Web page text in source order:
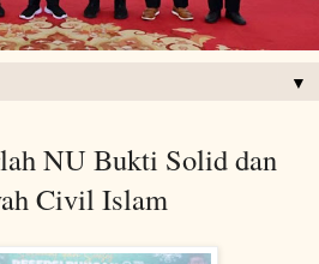
▼
NU Bukti Solid dan
Civil Islam